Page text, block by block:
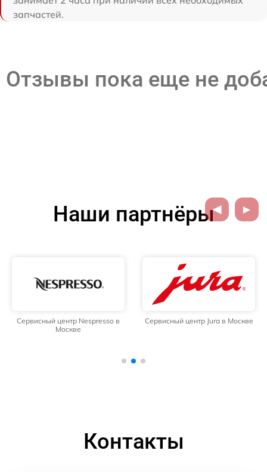
запчастей.
Отзывы пока еще не
Наши партнёры
Сервисный центр Nespresso в
Москве
Сервисный центр Jura в Москве
Контакты